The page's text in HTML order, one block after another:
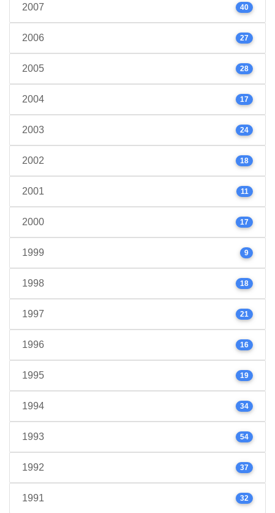
2007 40
2006 27
2005 28
2004 17
2003 24
2002 18
2001 11
2000 17
1999 9
1998 18
1997 21
1996 16
1995 19
1994 34
1993 54
1992 37
1991 32